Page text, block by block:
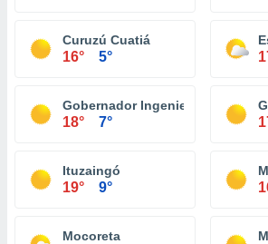
Curuzú Cuatiá
16° 5°
Gobernador Ingeniero Valentin
18° 7°
Ituzaingó
19° 9°
Mocoreta